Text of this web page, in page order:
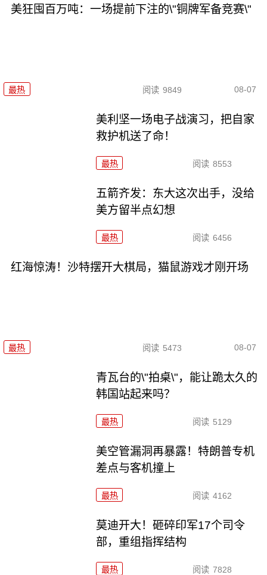
美狂囤百万吨：一场提前下注的\"铜牌军备竞赛\"
最热 阅读 9849 08-07
美利坚一场电子战演习，把自家
救护机送了命！
最热 阅读 8553
五箭齐发：东大这次出手，没给
美方留半点幻想
最热 阅读 6456
红海惊涛！沙特摆开大棋局，猫鼠游戏才刚开场
最热 阅读 5473 08-07
青瓦台的\"拍桌\"，能让跪太久的
韩国站起来吗？
最热 阅读 5129
美空管漏洞再暴露！特朗普专机
差点与客机撞上
最热 阅读 4162
莫迪开大！砸碎印军17个司令
部，重组指挥结构
最热 阅读 7828